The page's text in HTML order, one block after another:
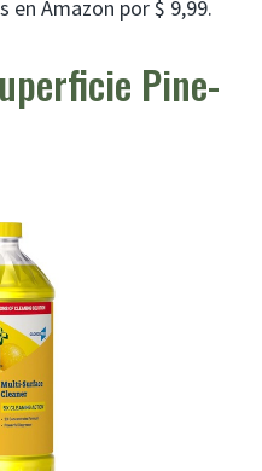
en Amazon por $ 9,99.
Pine-